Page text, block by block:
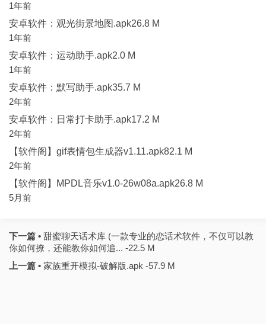
1年前
安卓软件：观光街景地图.apk26.8 M
1年前
安卓软件：运动助手.apk2.0 M
1年前
安卓软件：默写助手.apk35.7 M
2年前
安卓软件：日常打卡助手.apk17.2 M
2年前
【软件阁】gif表情包生成器v1.11.apk82.1 M
2年前
【软件阁】MPDL音乐v1.0-26w08a.apk26.8 M
5月前
下一篇 • 甜蜜聊天话术库 (一款专业的恋话术软件，不仅可以教
你如何撩，还能教你如何追... -22.5 M
上一篇 • 家族重开模拟-破解版.apk -57.9 M